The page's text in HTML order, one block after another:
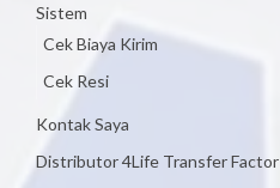
Sistem
Cek Biaya Kirim
Cek Resi
Kontak Saya
Distributor 4Life Transfer Factor